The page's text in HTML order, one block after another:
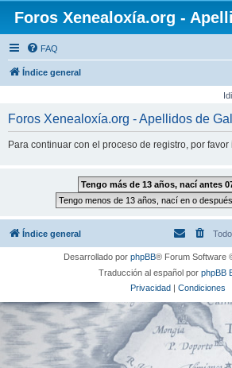
Foros Xenealoxía.org -
FAQ
Índice general
Foros Xenealoxía.org - Apellidos de
Para continuar con el proceso de registro, por
Índice general
Desarrollado por phpBB® Forum Software
Traducción al español por phpBB
Privacidad | Condiciones